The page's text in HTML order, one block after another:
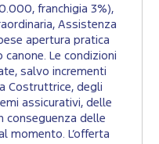
franchigia 3%),
Assistenza
apertura pratica
Le condizioni
salvo incrementi
Costruttrice, degli
assicurativi, delle
conseguenza delle
momento. L’offerta